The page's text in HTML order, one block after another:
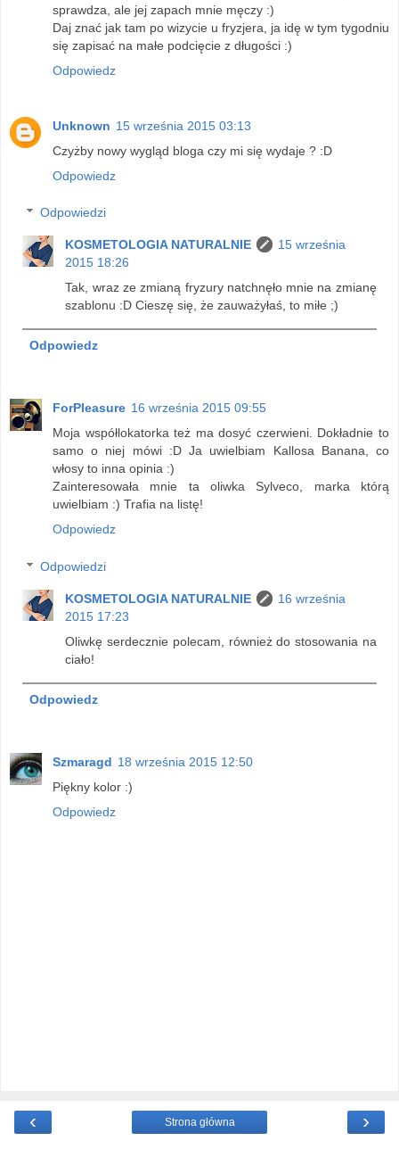
sprawdza, ale jej zapach mnie męczy :)
Daj znać jak tam po wizycie u fryzjera, ja idę w tym tygodniu
się zapisać na małe podcięcie z długości :)
Odpowiedz
Unknown 15 września 2015 03:13
Czyżby nowy wygląd bloga czy mi się wydaje ? :D
Odpowiedz
Odpowiedzi
KOSMETOLOGIA NATURALNIE
15 września
2015 18:26
Tak, wraz ze zmianą fryzury natchnęło mnie na zmianę
szablonu :D Cieszę się, że zauważyłaś, to miłe ;)
Odpowiedz
ForPleasure 16 września 2015 09:55
Moja współlokatorka też ma dosyć czerwieni. Dokładnie to
samo o niej mówi :D Ja uwielbiam Kallosa Banana, co
włosy to inna opinia :)
Zainteresowała mnie ta oliwka Sylveco, marka którą
uwielbiam :) Trafia na listę!
Odpowiedz
Odpowiedzi
KOSMETOLOGIA NATURALNIE
16 września
2015 17:23
Oliwkę serdecznie polecam, również do stosowania na
ciało!
Odpowiedz
Szmaragd 18 września 2015 12:50
Piękny kolor :)
Odpowiedz
‹ ›
Strona główna